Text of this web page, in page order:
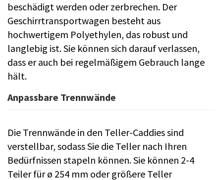
beschädigt werden oder zerbrechen. Der
Geschirrtransportwagen besteht aus
hochwertigem Polyethylen, das robust und
langlebig ist. Sie können sich darauf verlassen,
dass er auch bei regelmäßigem Gebrauch lange
hält.
Anpassbare Trennwände
Die Trennwände in den Teller-Caddies sind
verstellbar, sodass Sie die Teller nach Ihren
Bedürfnissen stapeln können. Sie können 2-4
Teiler für ø 254 mm oder größere Teller